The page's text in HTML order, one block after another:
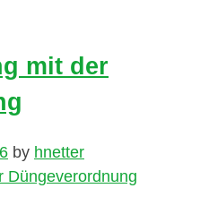
mit der
by hnetter